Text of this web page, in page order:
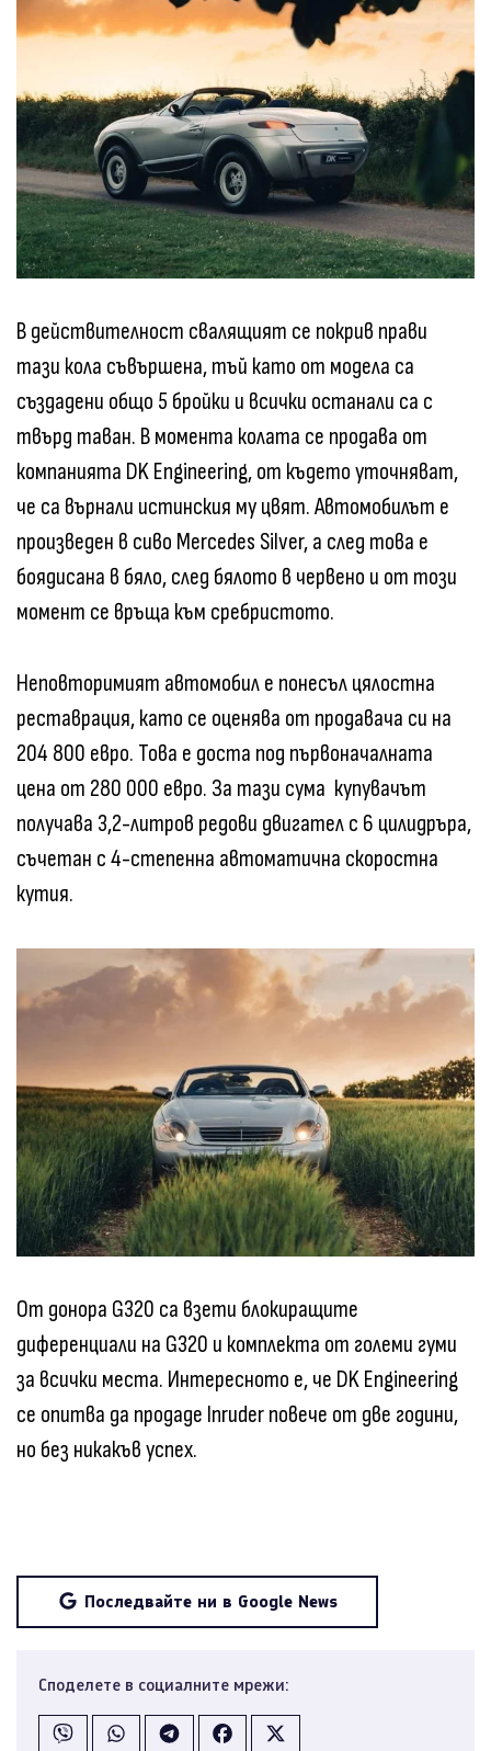
В действителност свалящият се покрив прави
тази кола съвършена, тъй като от модела са
създадени общо 5 бройки и всички останали са с
твърд таван. В момента колата се продава от
компанията DK Engineering, от където уточняват,
че са върнали истинския му цвят. Автомобилът е
произведен в сиво Mercedes Silver, а след това е
боядисана в бяло, след бялото в червено и от този
момент се връща към сребристото.
Неповторимият автомобил е понесъл цялостна
реставрация, като се оценява от продавача си на
204 800 евро. Това е доста под първоначалната
цена от 280 000 евро. За тази сума купувачът
получава 3,2-литров редови двигател с 6 цилидръра,
съчетан с 4-степенна автоматична скоростна
кутия.
От донора G320 са взети блокиращите
диференциали на G320 и комплекта от големи гуми
за всички места. Интересното е, че DK Engineering
се опитва да продаде Inruder повече от две години,
но без никакъв успех.
Последвайте ни в Google News
Споделете в социалните мрежи: